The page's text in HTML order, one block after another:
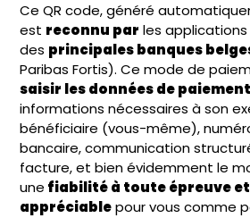
Ce QR code, généré
est reconnu par les
des principales banques
Paribas Fortis). Ce mode de
saisir les données de
informations nécessaires à son
bénéficiaire (vous-même),
bancaire, communication
facture, et bien évidemment le
une fiabilité à toute épreuve
appréciablepour vous comme